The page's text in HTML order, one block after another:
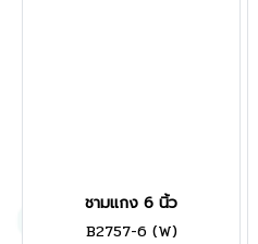
ชามแกง 6 นิ้ว
B2757-6 (W)